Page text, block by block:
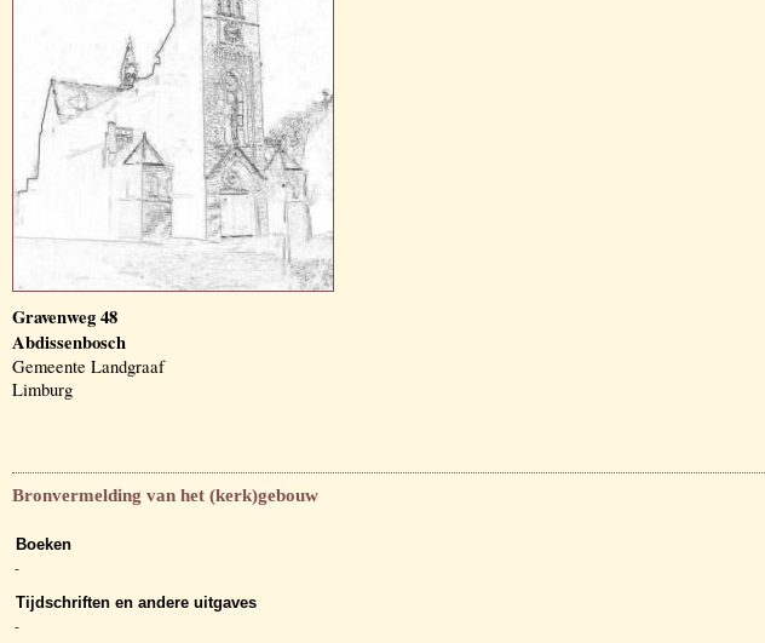
Gravenweg 48
Abdissenbosch
Gemeente Landgraaf
Limburg
Bronvermelding van het (kerk)gebouw
Boeken
-
Tijdschriften en andere uitgaves
-